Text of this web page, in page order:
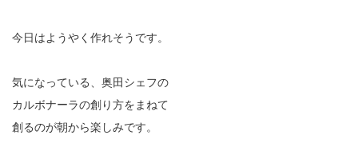
今日はようやく作れそうです。
気になっている、奥田シェフの
カルボナーラの創り方をまねて
創るのが朝から楽しみです。